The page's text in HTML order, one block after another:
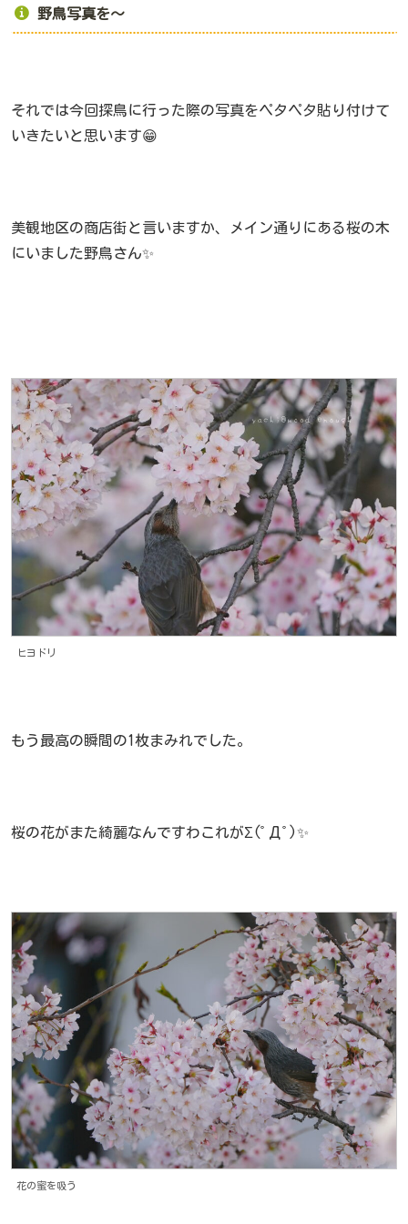
野鳥写真を～
それでは今回探鳥に行った際の写真をペタペタ貼り付けて
いきたいと思います😁
美観地区の商店街と言いますか、メイン通りにある桜の木
にいました野鳥さん✨
ヒヨドリ
もう最高の瞬間の1枚まみれでした。
桜の花がまた綺麗なんですわこれがΣ(ﾟДﾟ)✨
花の蜜を吸う